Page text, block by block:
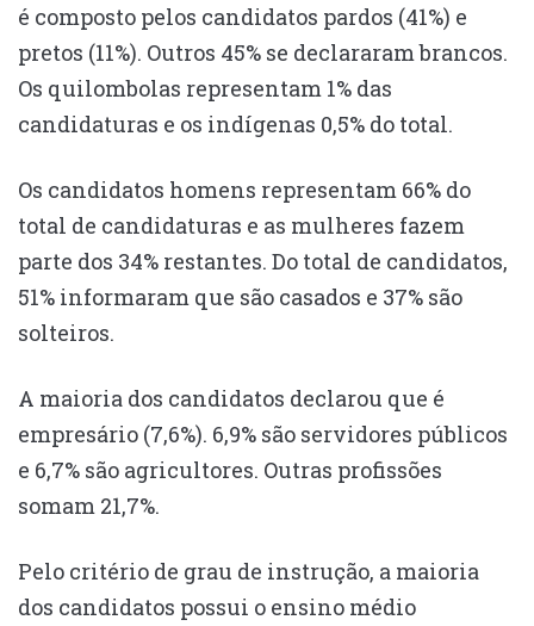
é composto pelos candidatos pardos (41%) e
pretos (11%). Outros 45% se declararam brancos.
Os quilombolas representam 1% das
candidaturas e os indígenas 0,5% do total.
Os candidatos homens representam 66% do
total de candidaturas e as mulheres fazem
parte dos 34% restantes. Do total de candidatos,
51% informaram que são casados e 37% são
solteiros.
A maioria dos candidatos declarou que é
empresário (7,6%). 6,9% são servidores públicos
e 6,7% são agricultores. Outras profissões
somam 21,7%.
Pelo critério de grau de instrução, a maioria
dos candidatos possui o ensino médio